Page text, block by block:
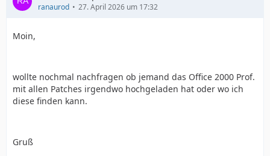
ranaurod 27. April 2026 um 17:32
Moin,
wollte nochmal nachfragen ob jemand das Office 2000 Prof.
mit allen Patches irgendwo hochgeladen hat oder wo ich
diese finden kann.
Gruß